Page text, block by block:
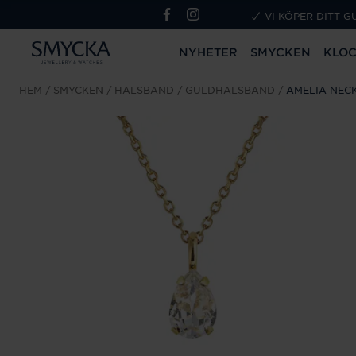
VI KÖPER DITT
NYHETER SMYCKEN
HEM SMYCKEN HALSBAND GULDHALSBAND AMELIA